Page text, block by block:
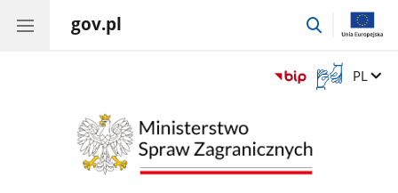
gov.pl
przejdź
Otwórz
okno
Zmień
PL